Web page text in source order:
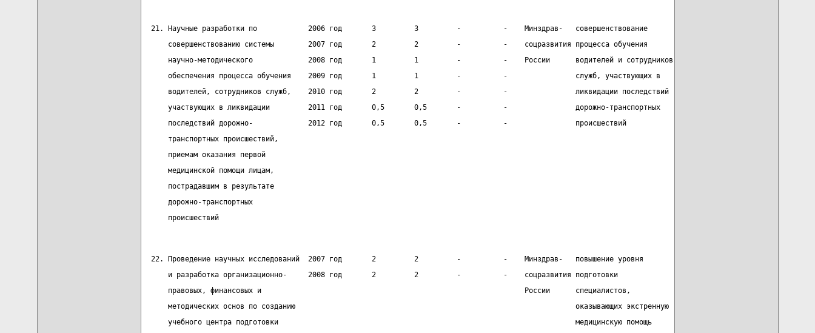
  21. Научные разработки по            2006 год       3         3         -          -    Минздрав-   совершенствование
      совершенствованию системы        2007 год       2         2         -          -    соцразвития процесса обучения
      научно-методического             2008 год       1         1         -          -    России      водителей и сотрудников
      обеспечения процесса обучения    2009 год       1         1         -          -                служб, участвующих в
      водителей, сотрудников служб,    2010 год       2         2         -          -                ликвидации последствий
      участвующих в ликвидации         2011 год       0,5       0,5       -          -                дорожно-транспортных
      последствий дорожно-             2012 год       0,5       0,5       -          -                происшествий
      транспортных происшествий,
      приемам оказания первой
      медицинской помощи лицам,
      пострадавшим в результате
      дорожно-транспортных
      происшествий
  22. Проведение научных исследований  2007 год       2         2         -          -    Минздрав-   повышение уровня
      и разработка организационно-     2008 год       2         2         -          -    соцразвития подготовки
      правовых, финансовых и                                                              России      специалистов,
      методических основ по созданию                                                                  оказывающих экстренную
      учебного центра подготовки                                                                      медицинскую помощь